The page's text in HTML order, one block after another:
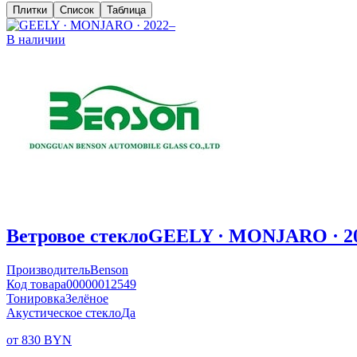
Плитки Список Таблица
В наличии
Ветровое стеклоGEELY · MONJARO ·
ПроизводительBenson
Код товара00000012549
ТонировкаЗелёное
Акустическое стеклоДа
от 830 BYN